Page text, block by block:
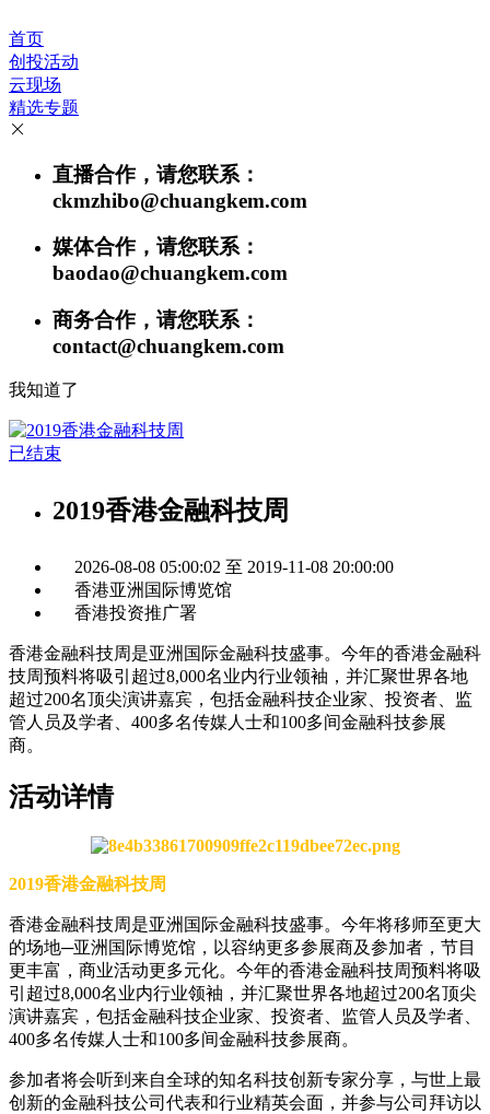
首页
创投活动
云现场
精选专题
直播合作，请您联系：
ckmzhibo@chuangkem.com
媒体合作，请您联系：
baodao@chuangkem.com
商务合作，请您联系：
contact@chuangkem.com
我知道了
已结束
2019香港金融科技周
2026-08-08 05:00:02 至 2019-11-08 20:00:00
香港亚洲国际博览馆
香港投资推广署
香港金融科技周是亚洲国际金融科技盛事。今年的香港金融科
技周预料将吸引超过8,000名业内行业领袖，并汇聚世界各地
超过200名顶尖演讲嘉宾，包括金融科技企业家、投资者、监
管人员及学者、400多名传媒人士和100多间金融科技参展
商。
活动详情
2019香港金融科技周
香港金融科技周是亚洲国际金融科技盛事。今年将移师至更大
的场地─亚洲国际博览馆，以容纳更多参展商及参加者，节目
更丰富，商业活动更多元化。今年的香港金融科技周预料将吸
引超过8,000名业内行业领袖，并汇聚世界各地超过200名顶尖
演讲嘉宾，包括金融科技企业家、投资者、监管人员及学者、
400多名传媒人士和100多间金融科技参展商。
参加者将会听到来自全球的知名科技创新专家分享，与世上最
创新的金融科技公司代表和行业精英会面，并参与公司拜访以